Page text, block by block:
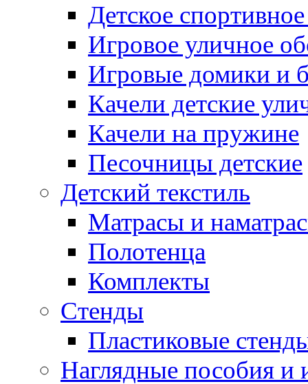
Детское
Игровое уличное
Игровые домики и
Качели детские
Качели на пружине
Песочницы детские
Детский текстиль
Матрасы и
Полотенца
Комплекты
Стенды
Пластиковые
Наглядные пособия и